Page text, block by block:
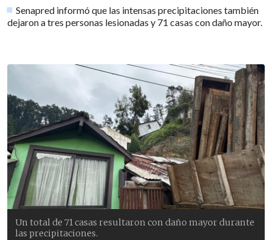
Senapred informó que las intensas precipitaciones también
dejaron a tres personas lesionadas y 71 casas con daño mayor.
Un total de 71 casas resultaron con daño mayor durante
las precipitaciones.